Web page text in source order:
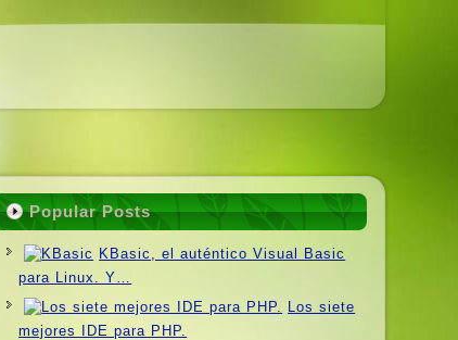
Popular Posts
KBasic, el auténtico Visual Basic
para Linux. Y…
Los siete
mejores IDE para PHP.